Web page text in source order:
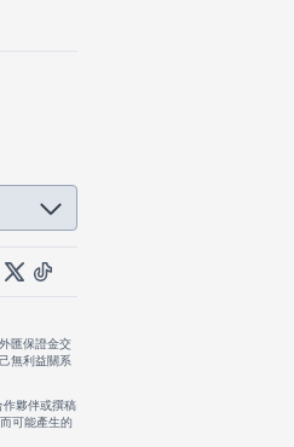
匯保證金交
無利益關系
夥伴或撰稿
可能產生的